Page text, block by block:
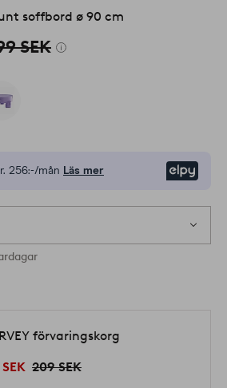
soffbord ø 90 cm
SEK
256:-/mån Läs mer
förvaringskorg
209 SEK